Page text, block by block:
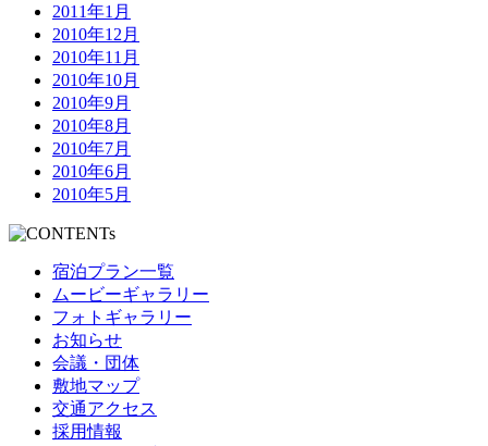
2011年1月
2010年12月
2010年11月
2010年10月
2010年9月
2010年8月
2010年7月
2010年6月
2010年5月
宿泊プラン一覧
ムービーギャラリー
フォトギャラリー
お知らせ
会議・団体
敷地マップ
交通アクセス
採用情報